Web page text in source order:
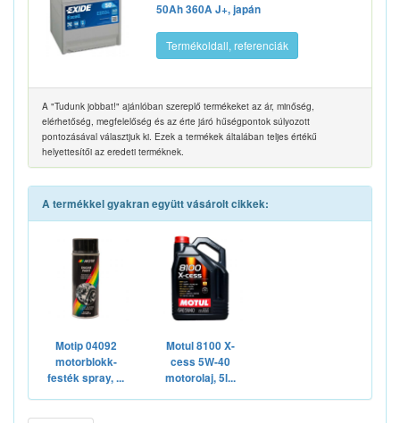
50Ah 360A J+, japán
Termékoldall, referenciák
A "Tudunk jobbat!" ajánlóban szereplő termékeket az ár, minőség,
elérhetőség, megfelelőség és az érte járó hűségpontok súlyozott
pontozásával választjuk ki. Ezek a termékek általában teljes értékű
helyettesítői az eredeti terméknek.
A termékkel gyakran együtt vásárolt cikkek:
Motip 04092
motorblokk-
festék spray, ...
Motul 8100 X-
cess 5W-40
motorolaj, 5l...